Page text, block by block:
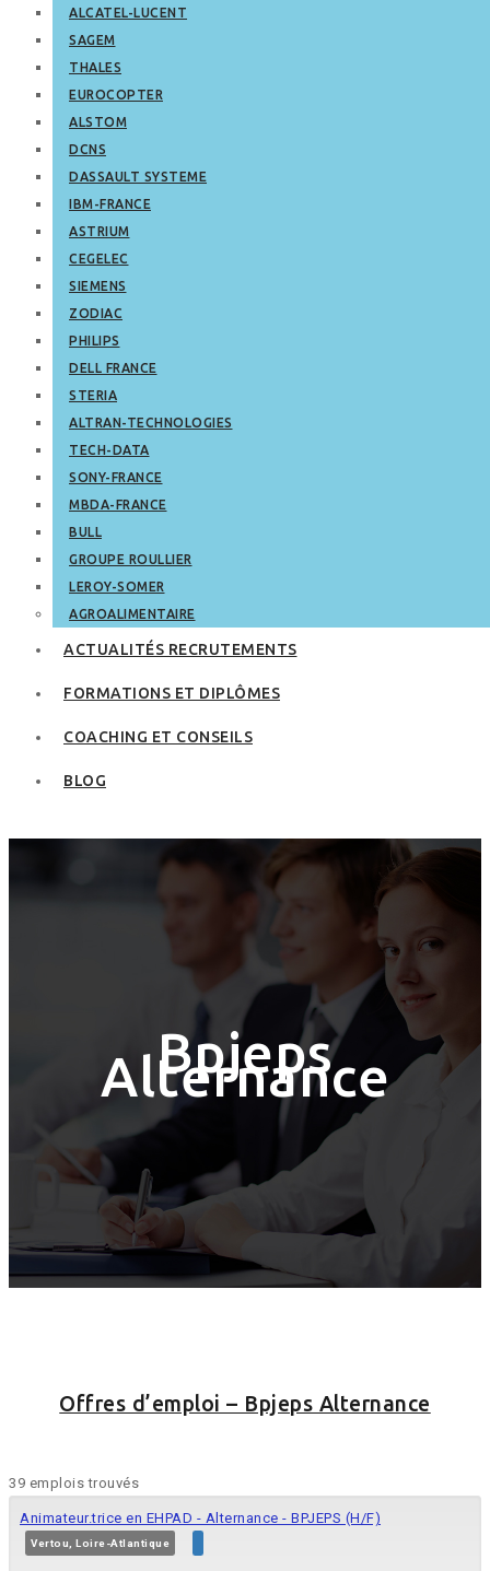
ALCATEL-LUCENT
SAGEM
THALES
EUROCOPTER
ALSTOM
DCNS
DASSAULT SYSTEME
IBM-FRANCE
ASTRIUM
CEGELEC
SIEMENS
ZODIAC
PHILIPS
DELL FRANCE
STERIA
ALTRAN-TECHNOLOGIES
TECH-DATA
SONY-FRANCE
MBDA-FRANCE
BULL
GROUPE ROULLIER
LEROY-SOMER
AGROALIMENTAIRE
ACTUALITÉS RECRUTEMENTS
FORMATIONS ET DIPLÔMES
COACHING ET CONSEILS
BLOG
Bpjeps
Alternance
Offres d’emploi – Bpjeps Alternance
39 emplois trouvés
Animateur.trice en EHPAD - Alternance - BPJEPS (H/F)
Vertou, Loire-Atlantique